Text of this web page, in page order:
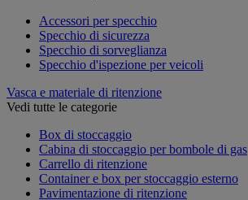
Accessori per specchio
Specchio di sicurezza
Specchio di sorveglianza
Specchio d'ispezione per veicoli
Vasca e materiale di ritenzione
Vedi tutte le categorie
Box di stoccaggio
Cabina di stoccaggio per bombole di gas
Carrello di ritenzione
Container e box per stoccaggio esterno
Pavimentazione di ritenzione